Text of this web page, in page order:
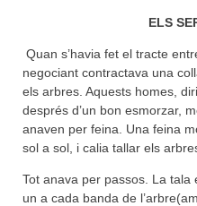
ELS
Quan s’havia fet el tracte
negociant contractava una
els arbres. Aquests homes,
després d’un bon esmorzar,
anaven per feina. Una feina
sol a sol, i calia tallar els
Tot anava per passos. La tala
un a cada banda de